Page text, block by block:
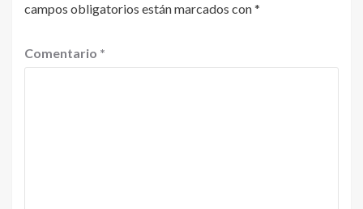
campos obligatorios están marcados con*
Comentario *